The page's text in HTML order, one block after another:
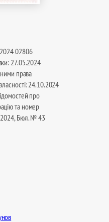
02806
27.05.2024
права
24.10.2024
про
та номер
Бюл. № 43